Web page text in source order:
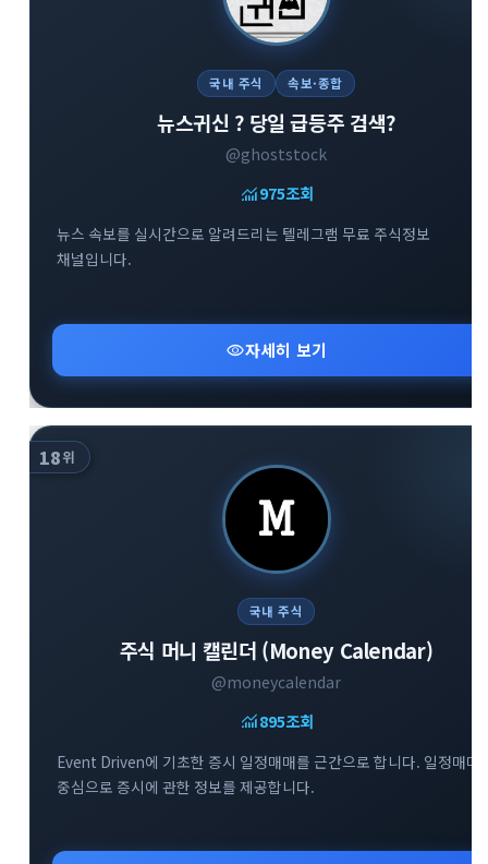
국내 주식 속보·종합
뉴스귀신 ? 당일 급등주 검색?
@ghoststock
monitoring975조회
뉴스 속보를 실시간으로 알려드리는 텔레그램 무료 주식정보
채널입니다.
visibility자세히 보기
18위
국내 주식
주식 머니 캘린더 (Money Calendar)
@moneycalendar
monitoring895조회
Event Driven에 기초한 증시 일정매매를 근간으로 합니다. 일정매매
중심으로 증시에 관한 정보를 제공합니다.